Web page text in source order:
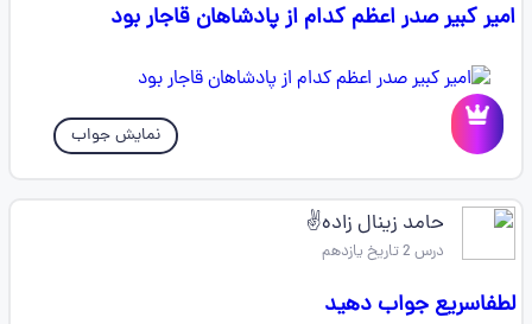
امیر کبیر صدر اعظم کدام از پادشاهان قاجار بود
نمایش جواب
حامد زینال زاده✌️
درس 2 تاریخ یازدهم
لطفاسریع جواب دهید